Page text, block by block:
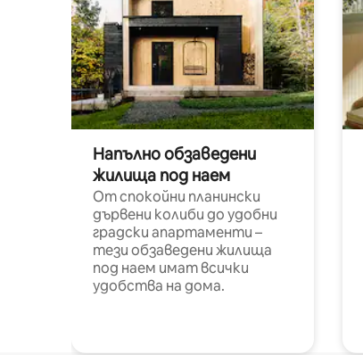
Напълно обзаведени
жилища под наем
От спокойни планински
дървени колиби до удобни
градски апартаменти –
тези обзаведени жилища
под наем имат всички
удобства на дома.